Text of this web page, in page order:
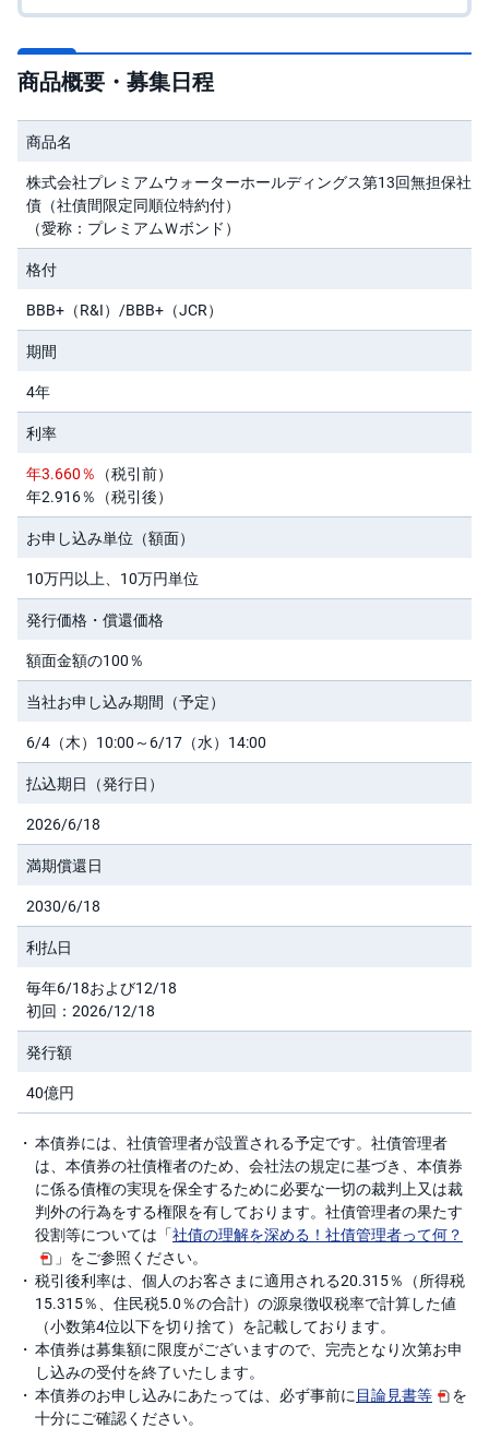
シ
ン
先
物
・
オ
シ
ョ
ン
品
物
金
銀
・
プ
ラ
チ
貨
建
M
F
NE
引
所
C
F
D(
り
っ
く
株
6
5)
頭
C
F
D
S
T(
セ
キ
ュ
テ
ィ
・
ト
ー
ク
ン
)
S
BI
ラ
ッ
プ
ロ
ボ
ア
ド
(R
商品概要・募集日程
商品名
株式会社プレミアムウォーターホールディングス第13回無担保社
債（社債間限定同順位特約付）
（愛称：プレミアムＷボンド）
格付
BBB+（R&I）/BBB+（JCR）
期間
4年
利率
年3.660％ （税引前）
年2.916％（税引後）
お申し込み単位（額面）
10万円以上、10万円単位
発行価格・償還価格
額面金額の100％
当社お申し込み期間（予定）
6/4（木）10:00～6/17（水）14:00
払込期日（発行日）
2026/6/18
満期償還日
2030/6/18
利払日
毎年6/18および12/18
初回：2026/12/18
発行額
40億円
本債券には、社債管理者が設置される予定です。社債管理者
は、本債券の社債権者のため、会社法の規定に基づき、本債券
に係る債権の実現を保全するために必要な一切の裁判上又は裁
判外の行為をする権限を有しております。社債管理者の果たす
役割等については「社債の理解を深める！社債管理者って何？
」をご参照ください。
税引後利率は、個人のお客さまに適用される20.315％（所得税
15.315％、住民税5.0％の合計）の源泉徴収税率で計算した値
（小数第4位以下を切り捨て）を記載しております。
本債券は募集額に限度がございますので、完売となり次第お申
し込みの受付を終了いたします。
本債券のお申し込みにあたっては、必ず事前に 目論見書等
を
十分にご確認ください。